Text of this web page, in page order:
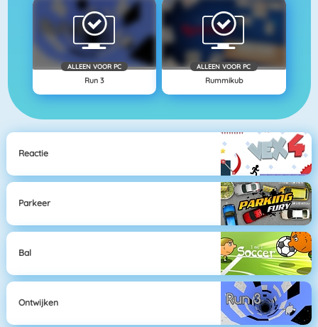
ALLEEN VOOR PC
Run 3
ALLEEN VOOR PC
Rummikub
Reactie
Parkeer
Bal
Ontwijken